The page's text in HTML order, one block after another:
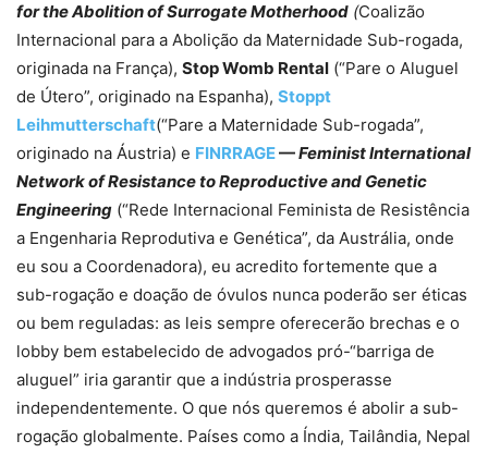
for the Abolition of Surrogate Motherhood (Coalizão
Internacional para a Abolição da Maternidade Sub-rogada,
originada na França), Stop Womb Rental (“Pare o Aluguel
de Útero”, originado na Espanha), Stoppt
Leihmutterschaft(“Pare a Maternidade Sub-rogada”,
originado na Áustria) e FINRRAGE—Feminist International
Network of Resistance to Reproductive and Genetic
Engineering (“Rede Internacional Feminista de Resistência
a Engenharia Reprodutiva e Genética”, da Austrália, onde
eu sou a Coordenadora), eu acredito fortemente que a
sub-rogação e doação de óvulos nunca poderão ser éticas
ou bem reguladas: as leis sempre oferecerão brechas e o
lobby bem estabelecido de advogados pró-“barriga de
aluguel” iria garantir que a indústria prosperasse
independentemente. O que nós queremos é abolir a sub-
rogação globalmente. Países como a Índia, Tailândia, Nepal